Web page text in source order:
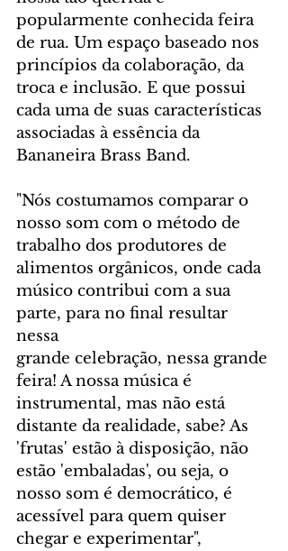
popularmente conhecida feira
de rua. Um espaço baseado nos
princípios da colaboração, da
troca e inclusão. E que possui
cada uma de suas características
associadas à essência da
Bananeira Brass Band.
"Nós costumamos comparar o
nosso som com o método de
trabalho dos produtores de
alimentos orgânicos, onde cada
músico contribui com a sua
parte, para no final resultar
nessa
grande celebração, nessa grande
feira! A nossa música é
instrumental, mas não está
distante da realidade, sabe? As
'frutas' estão à disposição, não
estão 'embaladas', ou seja, o
nosso som é democrático, é
acessível para quem quiser
chegar e experimentar",